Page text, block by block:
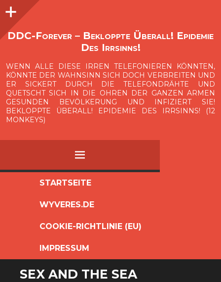
O
p
e
n
i
d
e
b
a
DDC-Forever – Bekloppte Überall! Epidemie
Des Irrsinns!
WENN ALLE DIESE IRREN TELEFONIEREN KÖNNTEN,
KÖNNTE DER WAHNSINN SICH DOCH VERBREITEN UND
ER SICKERT DURCH DIE TELEFONDRÄHTE UND
QUETSCHT SICH IN DIE OHREN DER GANZEN ARMEN
GESUNDEN BEVÖLKERUNG UND INFIZIERT SIE!
BEKLOPPTE ÜBERALL! EPIDEMIE DES IRRSINNS! (12
MONKEYS)
MENÜ
SPRINGEN
STARTSEITE
WYVERES.DE
COOKIE-RICHTLINIE (EU)
IMPRESSUM
Seitenleiste
SEX AND THE SEA